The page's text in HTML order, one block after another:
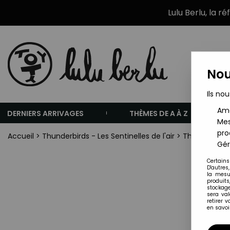
Lulu Berlu, la
DERNIERS ARRIVAGES THÈMES DE A À Z
Accueil > Thunderbirds - Les Sentinelles de l'air >
Ils
la
sera
retirer
en